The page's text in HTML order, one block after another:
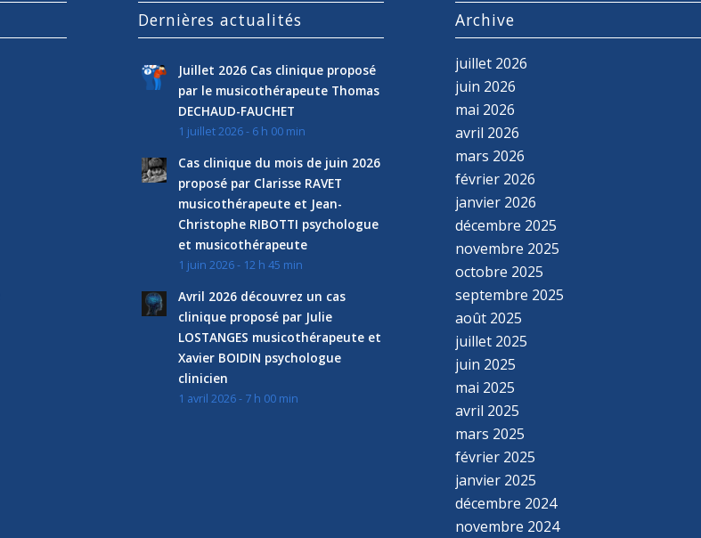
Dernières actualités
Juillet 2026 Cas clinique proposé
par le musicothérapeute Thomas
DECHAUD-FAUCHET
1 juillet 2026 - 6 h 00 min
Cas clinique du mois de juin 2026
proposé par Clarisse RAVET
musicothérapeute et Jean-
Christophe RIBOTTI psychologue
et musicothérapeute
1 juin 2026 - 12 h 45 min
Avril 2026 découvrez un cas
clinique proposé par Julie
LOSTANGES musicothérapeute et
Xavier BOIDIN psychologue
clinicien
1 avril 2026 - 7 h 00 min
Archive
juillet 2026
juin 2026
mai 2026
avril 2026
mars 2026
février 2026
janvier 2026
décembre 2025
novembre 2025
octobre 2025
septembre 2025
août 2025
juillet 2025
juin 2025
mai 2025
avril 2025
mars 2025
février 2025
janvier 2025
décembre 2024
novembre 2024